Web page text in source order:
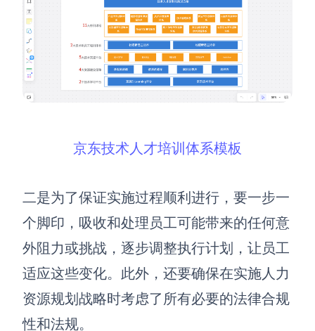
京东技术人才培训体系模板
二是为了保证实施过程顺利进行，要一步一
个脚印，吸收和处理员工可能带来的任何意
外阻力或挑战，逐步调整执行计划，让员工
适应这些变化。此外，还要确保在实施人力
资源规划战略时考虑了所有必要的法律合规
性和法规。